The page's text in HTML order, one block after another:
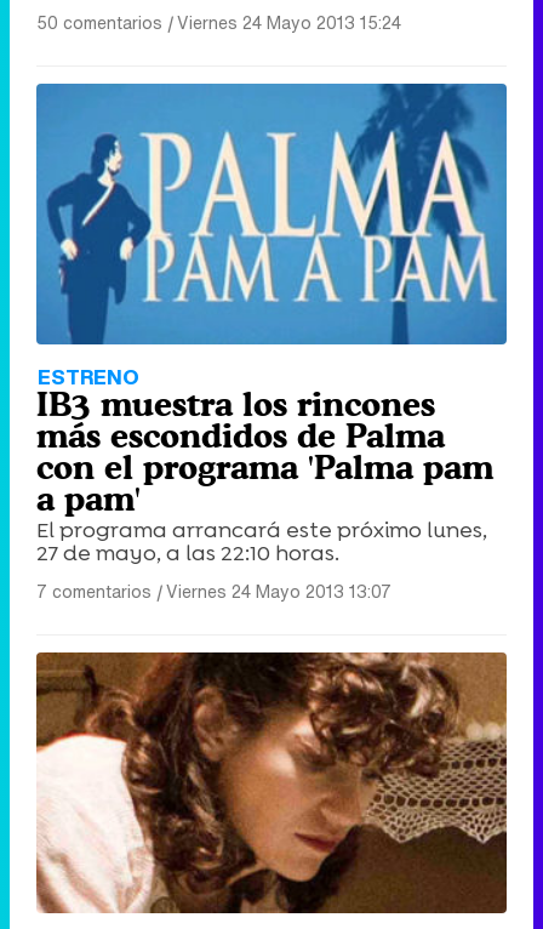
50 comentarios |Viernes 24 Mayo 2013 15:24
ESTRENO
IB3 muestra los rincones
más escondidos de Palma
con el programa 'Palma pam
a pam'
El programa arrancará este próximo lunes,
27 de mayo, a las 22:10 horas.
7 comentarios |Viernes 24 Mayo 2013 13:07